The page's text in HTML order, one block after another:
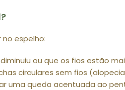
espelho:
ou que os fios estão
circulares sem fios
uma queda acentuada ao